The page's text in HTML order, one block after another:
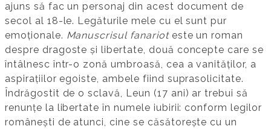
ajuns să fac un personaj din acest document de
secol al 18-le. Legăturile mele cu el sunt pur
emoționale. Manuscrisul fanarioteste un roman
despre dragoste și libertate, două concepte care se
întâlnesc într-o zonă umbroasă, cea a vanităților, a
aspirațiilor egoiste, ambele fiind suprasolicitate.
Îndrăgostit de o sclavă, Leun (17 ani) ar trebui să
renunțe la libertate în numele iubirii: conform legilor
românești de atunci, cine se căsătorește cu un